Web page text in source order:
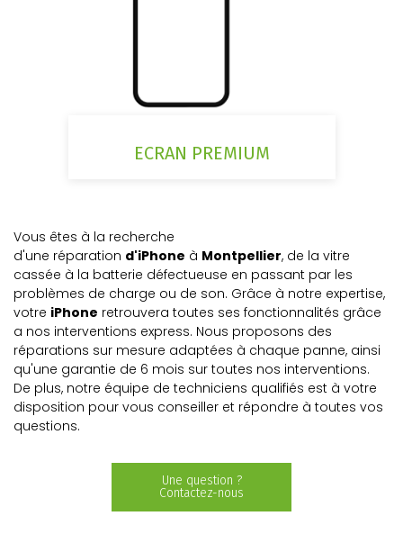
ECRAN PREMIUM
Vous êtes à la recherche
d'une réparation d'iPhone à Montpellier, de la vitre
cassée à la batterie défectueuse en passant par les
problèmes de charge ou de son. Grâce à notre expertise,
votre iPhone retrouvera toutes ses fonctionnalités grâce
a nos interventions express. Nous proposons des
réparations sur mesure adaptées à chaque panne, ainsi
qu'une garantie de 6 mois sur toutes nos interventions.
De plus, notre équipe de techniciens qualifiés est à votre
disposition pour vous conseiller et répondre à toutes vos
questions.
Une question ?
Contactez-nous